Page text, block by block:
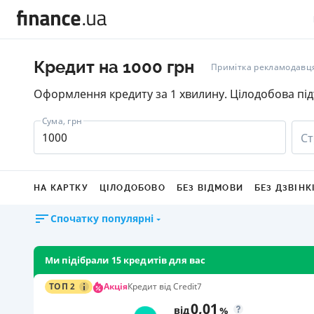
Кредит на 1000 грн Примітка
Оформлення кредиту за 1 хвилину. Цілодобова
Сума, грн
НА КАРТКУ ЦІЛОДОБОВО БЕЗ ВІДМОВИ БЕЗ
Спочатку популярні
Ми підібрали 15 кредитів для вас
ТОП 2 АкціяКредит від Credit7
від0,01 %